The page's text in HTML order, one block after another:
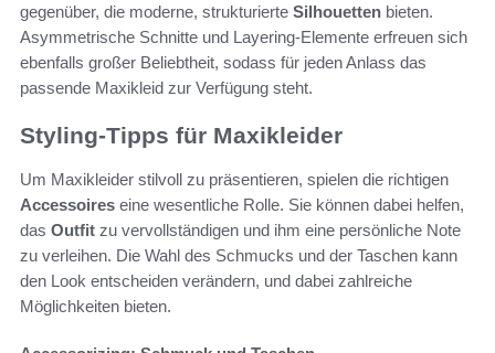
gegenüber, die moderne, strukturierte Silhouetten bieten.
Asymmetrische Schnitte und Layering-Elemente erfreuen sich
ebenfalls großer Beliebtheit, sodass für jeden Anlass das
passende Maxikleid zur Verfügung steht.
Styling-Tipps für Maxikleider
Um Maxikleider stilvoll zu präsentieren, spielen die richtigen
Accessoires eine wesentliche Rolle. Sie können dabei helfen,
das Outfit zu vervollständigen und ihm eine persönliche Note
zu verleihen. Die Wahl des Schmucks und der Taschen kann
den Look entscheiden verändern, und dabei zahlreiche
Möglichkeiten bieten.